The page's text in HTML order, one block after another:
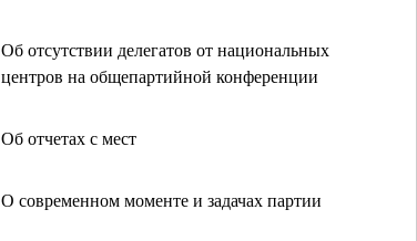
Об отсутствии делегатов от национальных
центров на общепартийной конференции
Об отчетах с мест
О современном моменте и задачах партии